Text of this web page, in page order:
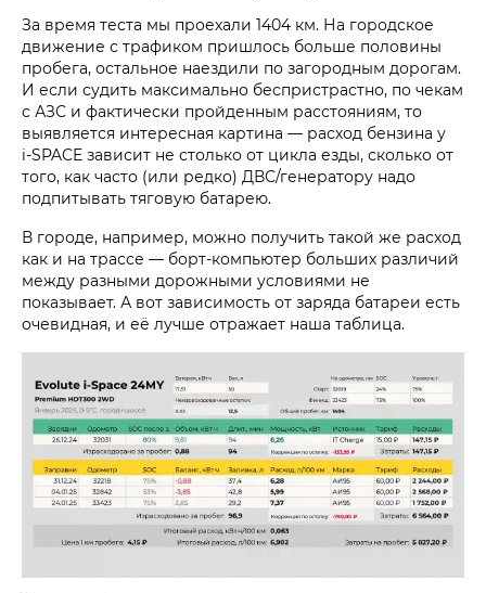
За время теста мы проехали 1404 км. На городское
движение с трафиком пришлось больше половины
пробега, остальное наездили по загородным дорогам.
И если судить максимально беспристрастно, по чекам
с АЗС и фактически пройденным расстояниям, то
выявляется интересная картина — расход бензина у
i‑SPACE зависит не столько от цикла езды, сколько от
того, как часто (или редко) ДВС/генератору надо
подпитывать тяговую батарею.
В городе, например, можно получить такой же расход
как и на трассе — борт-компьютер больших различий
между разными дорожными условиями не
показывает. А вот зависимость от заряда батареи есть
очевидная, и её лучше отражает наша таблица.